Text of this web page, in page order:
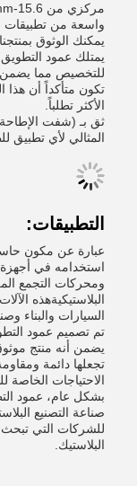
يمكنك الوثوق
يمتلك عمود
للتخصيص مما يضمن
تكون متأكداً أن
الأكثر تطلباً.
ثق بـ (شفت الإطاحة
المثالي لأي تطبيق
التطبيقات:
عبارة عن مكون حاسم
استخدامه في أجهزة
ومحركات التجمع
البلاستيكيةهذه
السيارات والبناء
يضمن أنه منتج
تجعلها دائمة
الاحتياجات الخاصة
بشكل عام، عمود
صناعة التصنيع
للشركات التي
البلاستيك.